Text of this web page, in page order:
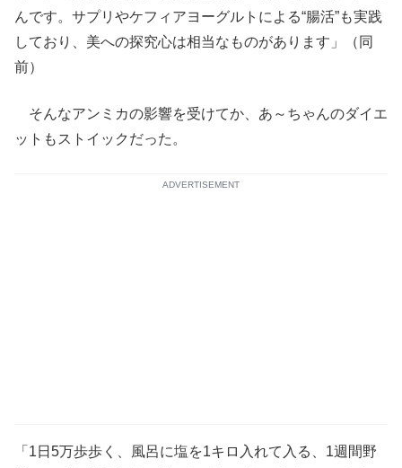
んです。サプリやケフィアヨーグルトによる“腸活”も実践
しており、美への探究心は相当なものがあります」（同
前）
そんなアンミカの影響を受けてか、あ～ちゃんのダイエ
ットもストイックだった。
ADVERTISEMENT
「1日5万歩歩く、風呂に塩を1キロ入れて入る、1週間野